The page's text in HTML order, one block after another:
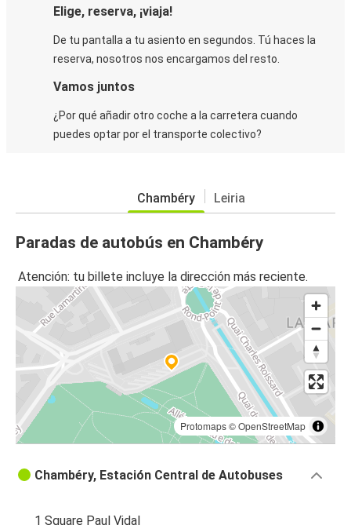
Elige, reserva, ¡viaja!
De tu pantalla a tu asiento en segundos. Tú haces la
reserva, nosotros nos encargamos del resto.
Vamos juntos
¿Por qué añadir otro coche a la carretera cuando
puedes optar por el transporte colectivo?
Chambéry Leiria
Paradas de autobús en Chambéry
Atención: tu billete incluye la dirección más reciente.
Protomaps©OpenStreetMap
Chambéry, Estación Central de Autobuses
1 Square Paul Vidal